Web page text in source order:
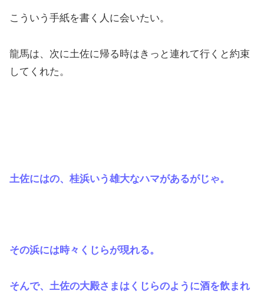
こういう手紙を書く人に会いたい。
龍馬は、次に土佐に帰る時はきっと連れて行くと約束
してくれた。
土佐にはの、桂浜いう雄大なハマがあるがじゃ。
その浜には時々くじらが現れる。
そんで、土佐の大殿さまはくじらのように酒を飲まれ